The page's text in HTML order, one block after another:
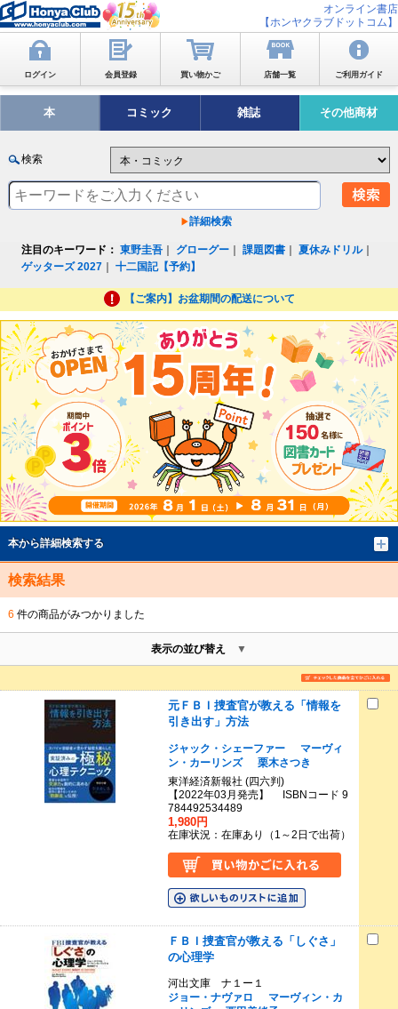
オンライン書店
【ホンヤクラブドットコム】
ログイン 会員登録 買い物かご 店舗一覧 ご利用ガイド
本 コミック 雑誌 その他商材
検索
詳細検索
注目のキーワード： 東野圭吾 グローグー ｜課題図書 ｜夏休みドリル｜
ゲッターズ 2027 ｜十二国記【予約】
【ご案内】お盆期間の配送について
本から詳細検索する
検索結果
6 件の商品がみつかりました
表示の並び替え
元ＦＢＩ捜査官が教える「情報を
引き出す」方法
ジャック・シェーファー
マーヴィ
ン・カーリンズ
栗木さつき
東洋経済新報社 (四六判)
【2022年03月発売】 ISBNコード 9
784492534489
1,980円
在庫状況：在庫あり（1～2日で出荷）
ＦＢＩ捜査官が教える「しぐさ」
の心理学
河出文庫 ナ１ー１
ジョー・ナヴァロ
マーヴィン・カ